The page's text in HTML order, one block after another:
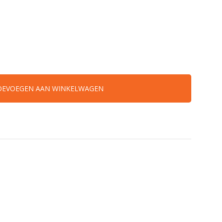
AAN WINKELWAGEN